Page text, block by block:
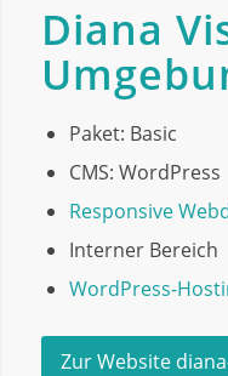
Diana
Paket: Basic
CMS: WordPress
Responsive
Interner Bereich
WordPress-
Zur Website